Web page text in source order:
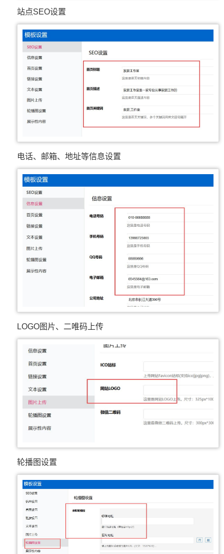
站点SEO设置
电话、邮箱、地址等信息设置
LOGO图片、二唯码上传
轮播图设置